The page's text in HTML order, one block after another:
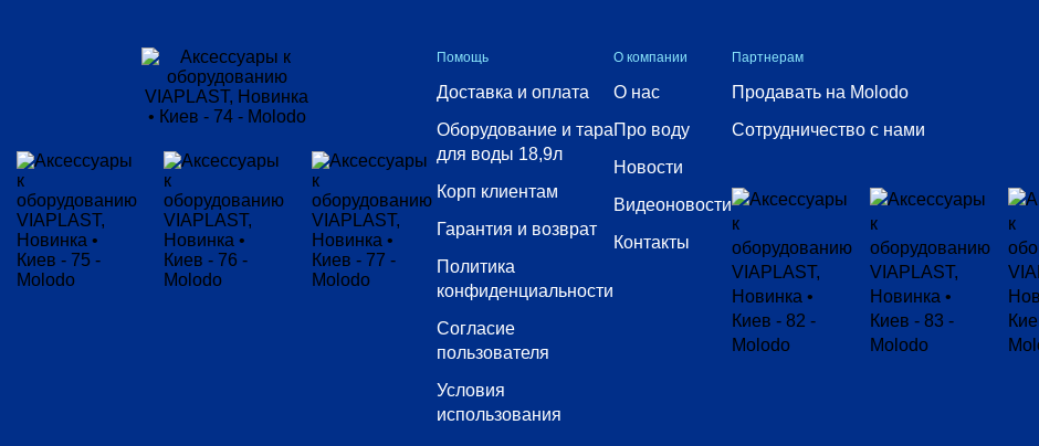
Помощь
Доставка и оплата
Оборудование и тара
для воды 18,9л
Корп клиентам
Гарантия и возврат
Политика
конфиденциальности
Согласие
пользователя
Условия
использования
О компании
О нас
Про воду
Новости
Видеоновости
Контакты
Партнерам
Продавать на Molodo
Сотрудничество с нами